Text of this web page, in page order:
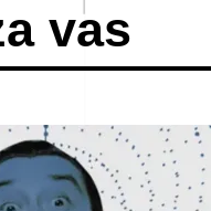
vas